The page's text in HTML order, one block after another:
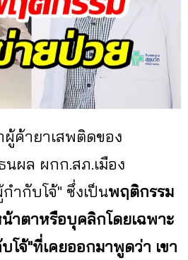
ค้ายาเสพติดของ
ผล ผกก.สภ.เมือง
ำกับโจ้" ซึ่งเป็นพฤติกรรม
าตาหรือบุคลิกโดยเฉพาะ
โจ้"ที่เคยออกมาพูดว่า เขา